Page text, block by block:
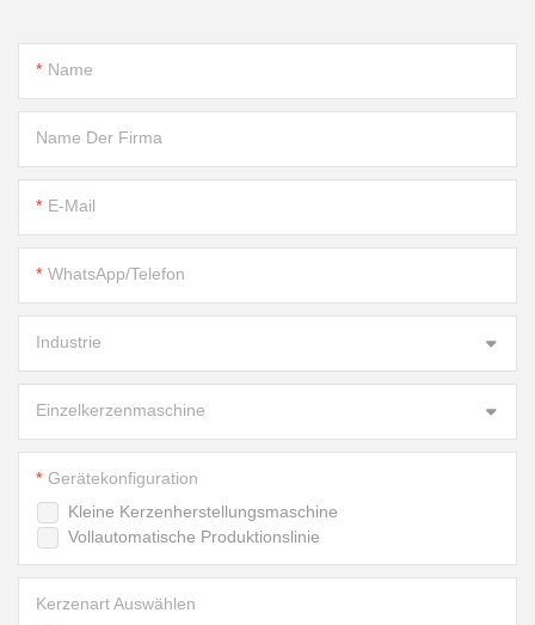
Name
Name Der Firma
E-Mail
WhatsApp/Telefon
Industrie
Einzelkerzenmaschine
Kleine Kerzenherstellungsmaschine
Vollautomatische Produktionslinie
Gerätekonfiguration
Kerzenart Auswählen